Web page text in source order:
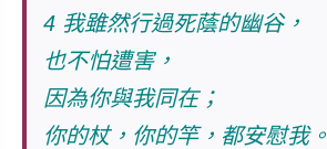
4 我雖然行過死蔭的幽谷，
也不怕遭害，
因為你與我同在；
你的杖，你的竿，都安慰我。